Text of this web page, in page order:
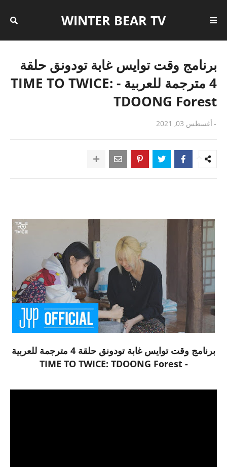
WINTER BEAR TV
برنامج وقت توايس غابة تودونق حلقة
4 مترجمة للعربية - TIME TO TWICE:
TDOONG Forest
- أغسطس 03, 2021
برنامج وقت توايس غابة تودونق حلقة 4 مترجمة للعربية
- TIME TO TWICE: TDOONG Forest